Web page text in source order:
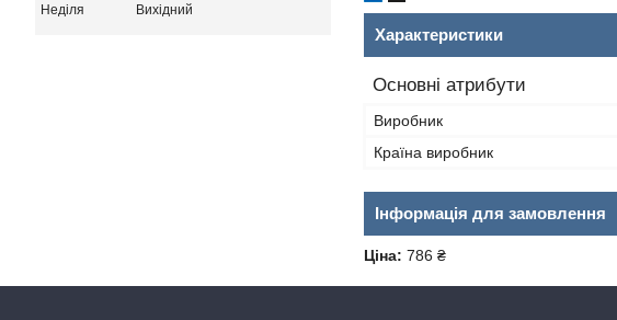
Характеристики
Основні атрибути
Виробник
Країна виробник
Інформація для замовлення
Ціна: 786 ₴
Неділя
Вихідний